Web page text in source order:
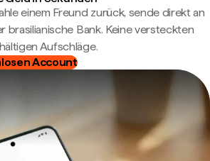
einem Freund zurück, sende direkt an
brasilianische Bank. Keine versteckten
Aufschläge.
Account